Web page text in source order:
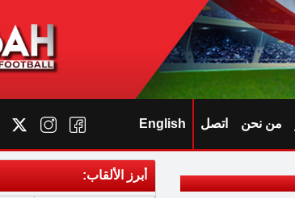
من نحن اتصل English
أبرز الألقاب: